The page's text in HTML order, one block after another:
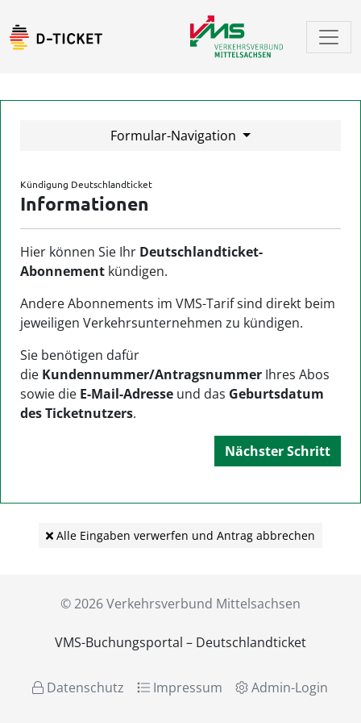
D-Ticket
Formular-Navigation
Kündigung Deutschlandticket
Informationen
Hier können Sie Ihr Deutschlandticket-
Abonnement kündigen.
Andere Abonnements im VMS-Tarif sind direkt beim
jeweiligen Verkehrsunternehmen zu kündigen.
Sie benötigen dafür
die Kundennummer/Antragsnummer Ihres Abos
sowie die E-Mail-Adresse und das Geburtsdatum
des Ticketnutzers.
Nächster Schritt
Alle Eingaben verwerfen und Antrag abbrechen
© 2026 Verkehrsverbund Mittelsachsen
VMS-Buchungsportal – Deutschlandticket
Datenschutz Impressum Admin-Login